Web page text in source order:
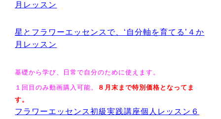
月レッスン
星とフラワーエッセンスで、 ‘自分軸を育てる’４か
月レッスン
基礎から学び、日常で自分のために使えます。
１回目のみ動画購入可能。 ８月末 まで特別価格となってま
す。
フラワーエッセンス初級実践講座個人レッスン６